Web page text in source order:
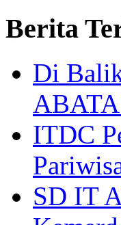
Berita
Di
ITDC
SD IT